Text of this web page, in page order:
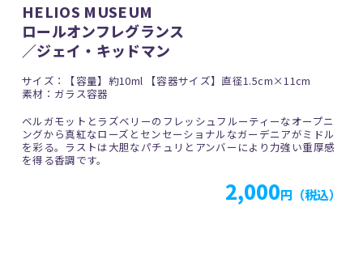
HELIOS MUSEUM
ロールオンフレグランス
／ジェイ・キッドマン
サイズ：【容量】約10ml 【容器サイズ】直径1.5cm×11cm
素材：ガラス容器
ベルガモットとラズベリーのフレッシュフルーティーなオープニ
ングから真紅なローズとセンセーショナルなガーデニアがミドル
を彩る。ラストは大胆なパチュリとアンバーにより力強い重厚感
を得る香調です。
2,000円（税込）